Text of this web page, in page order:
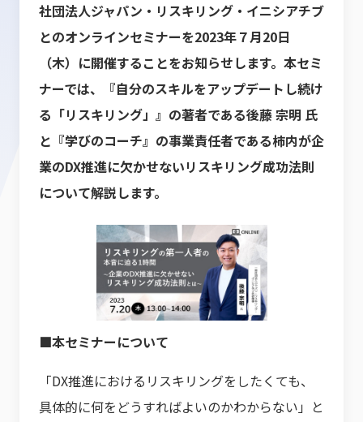
社団法人ジャパン・リスキリング・イニシアチブ
とのオンラインセミナーを2023年７月20日
（木）に開催することをお知らせします。本セミ
ナーでは、『自分のスキルをアップデートし続け
る「リスキリング」』の著者である後藤 宗明 氏
と『学びのコーチ』の事業責任者である柿内が企
業のDX推進に欠かせないリスキリング成功法則
について解説します。
■本セミナーについて
「DX推進におけるリスキリングをしたくても、
具体的に何をどうすればよいのかわからない」と